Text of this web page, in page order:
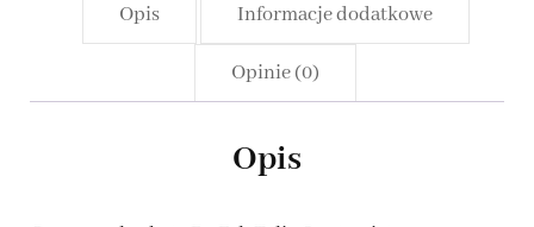
Opis Informacje dodatkowe
Opinie (0)
Opis